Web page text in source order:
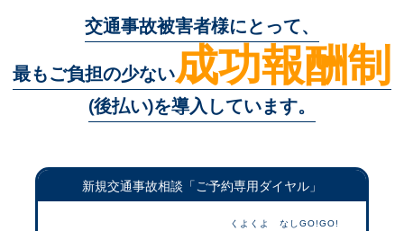
交通事故被害者様にとって、
最もご負担の少ない成功報酬制
(後払い)を導入しています。
新規交通事故相談「ご予約専用ダイヤル」